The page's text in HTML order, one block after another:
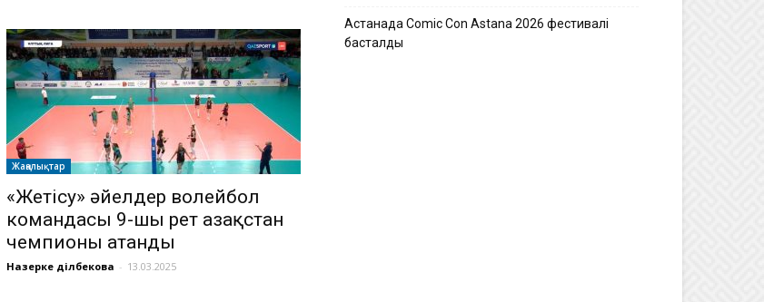
Жаңалықтар
«Жетісу» әйелдер волейбол
командасы 9-шы рет Қазақстан
чемпионы атанды
Назерке Әділбекова - 13.03.2025
Астанада Comic Con Astana 2026 фестивалі
басталды